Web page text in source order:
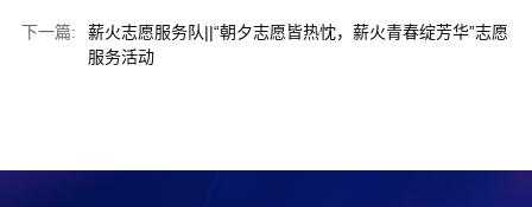
下一篇:
薪火志愿服务队||“朝夕志愿皆热忱，薪火青春绽芳华”志愿
服务活动